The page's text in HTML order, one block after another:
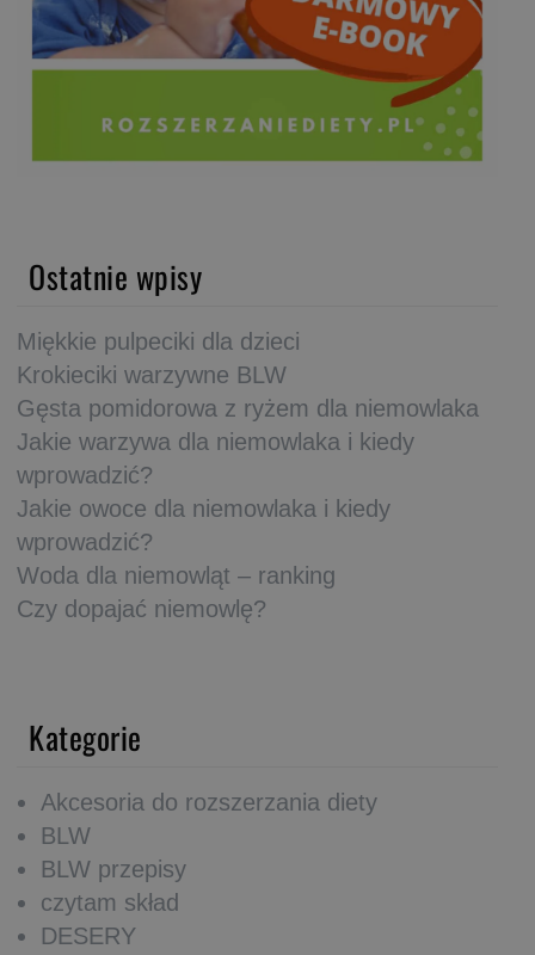
Ostatnie wpisy
Miękkie pulpeciki dla dzieci
Krokieciki warzywne BLW
Gęsta pomidorowa z ryżem dla niemowlaka
Jakie warzywa dla niemowlaka i kiedy
wprowadzić?
Jakie owoce dla niemowlaka i kiedy
wprowadzić?
Woda dla niemowląt – ranking
Czy dopajać niemowlę?
Kategorie
Akcesoria do rozszerzania diety
BLW
BLW przepisy
czytam skład
DESERY